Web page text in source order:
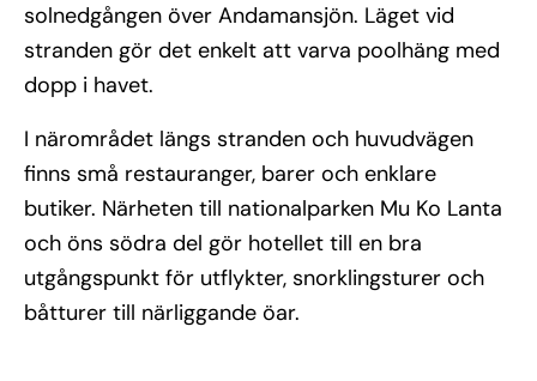
solnedgången över Andamansjön. Läget vid
stranden gör det enkelt att varva poolhäng med
dopp i havet.
I närområdet längs stranden och huvudvägen
finns små restauranger, barer och enklare
butiker. Närheten till nationalparken Mu Ko Lanta
och öns södra del gör hotellet till en bra
utgångspunkt för utflykter, snorklingsturer och
båtturer till närliggande öar.